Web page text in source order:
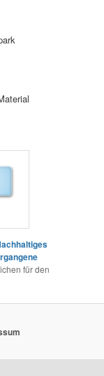
für den